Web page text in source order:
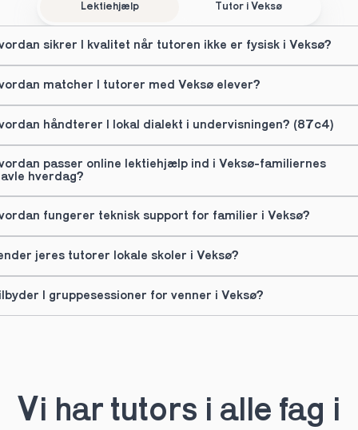
Lektiehjælp Tutor i Veksø
sikrer I kvalitet når tutoren ikke er fysisk i Veksø?
matcher I tutorer med Veksø elever?
håndterer I lokal dialekt i undervisningen? (87c4)
passer online lektiehjælp ind i Veksø-familiernes
hverdag?
fungerer teknisk support for familier i Veksø?
jeres tutorer lokale skoler i Veksø?
I gruppesessioner for venner i Veksø?
Vi har tutors i alle fag i